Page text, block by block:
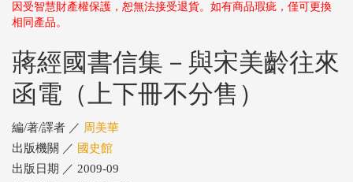
因受智慧財產權保護，恕無法接受退貨。如有商品瑕疵，僅可更換
相同產品。
蔣經國書信集－與宋美齡往來
函電（上下冊不分售）
編/著/譯者 ／ 周美華
出版機關 ／ 國史館
出版日期 ／ 2009-09